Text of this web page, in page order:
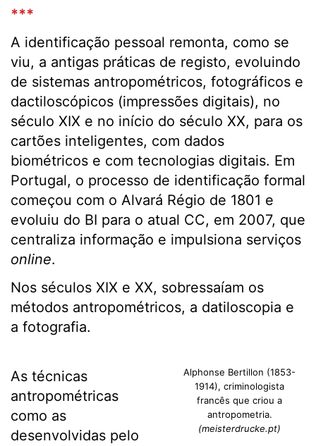
***
A identificação pessoal remonta, como se
viu, a antigas práticas de registo, evoluindo
de sistemas antropométricos, fotográficos e
dactiloscópicos (impressões digitais), no
século XIX e no início do século XX, para os
cartões inteligentes, com dados
biométricos e com tecnologias digitais. Em
Portugal, o processo de identificação formal
começou com o Alvará Régio de 1801 e
evoluiu do BI para o atual CC, em 2007, que
centraliza informação e impulsiona serviços
online.
Nos séculos XIX e XX, sobressaíam os
métodos antropométricos, a datiloscopia e
a fotografia.
Alphonse Bertillon (1853-
1914), criminologista
francês que criou a
antropometria.
(meisterdrucke.pt)
As técnicas
antropométricas
como as
desenvolvidas pelo